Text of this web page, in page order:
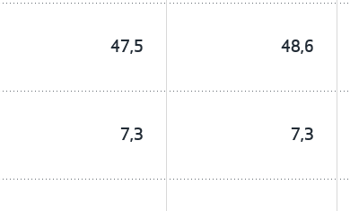
47,5 48,6
7,3 7,3